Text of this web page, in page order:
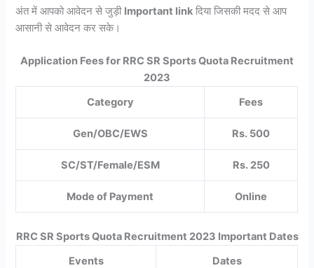
अंत में आपको आवेदन से जुड़ी Important link दिया जिसकी मदद से आप
आसानी से आवेदन कर सके।
Application Fees for RRC SR Sports Quota Recruitment
2023
Category
Fees
Gen/OBC/EWS Rs. 500
SC/ST/Female/ESM Rs. 250
Mode of Payment Online
RRC SR Sports Quota Recruitment 2023 Important Dates
Events
Dates